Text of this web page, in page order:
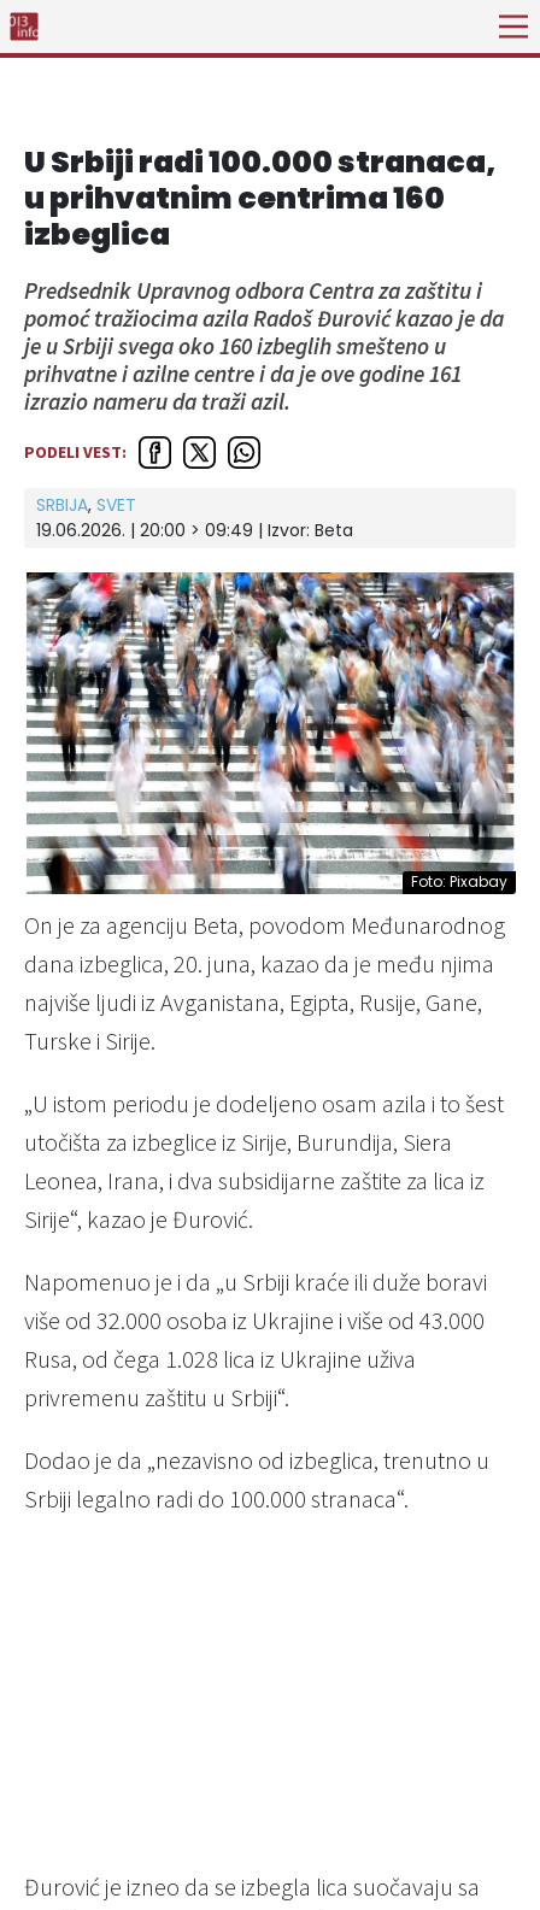
U Srbiji radi 100.000 stranaca,
u prihvatnim centrima 160
izbeglica
Predsednik Upravnog odbora Centra za zaštitu i
pomoć tražiocima azila Radoš Đurović kazao je da
je u Srbiji svega oko 160 izbeglih smešteno u
prihvatne i azilne centre i da je ove godine 161
izrazio nameru da traži azil.
PODELI VEST:
SRBIJA, SVET
19.06.2026. | 20:00 > 09:49 | Izvor: Beta
Foto: Pixabay
On je za agenciju Beta, povodom Međunarodnog
dana izbeglica, 20. juna, kazao da je među njima
najviše ljudi iz Avganistana, Egipta, Rusije, Gane,
Turske i Sirije.
„U istom periodu je dodeljeno osam azila i to šest
utočišta za izbeglice iz Sirije, Burundija, Siera
Leonea, Irana, i dva subsidijarne zaštite za lica iz
Sirije“, kazao je Đurović.
Napomenuo je i da „u Srbiji kraće ili duže boravi
više od 32.000 osoba iz Ukrajine i više od 43.000
Rusa, od čega 1.028 lica iz Ukrajine uživa
privremenu zaštitu u Srbiji“.
Dodao je da „nezavisno od izbeglica, trenutno u
Srbiji legalno radi do 100.000 stranaca“.
Đurović je izneo da se izbegla lica suočavaju sa